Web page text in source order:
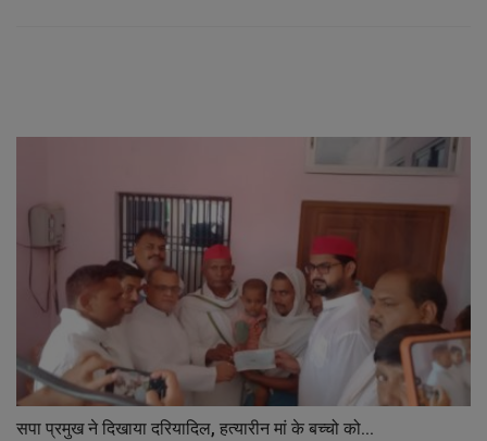
सपा प्रमुख ने दिखाया दरियादिल, हत्यारीन मां के बच्चो को...